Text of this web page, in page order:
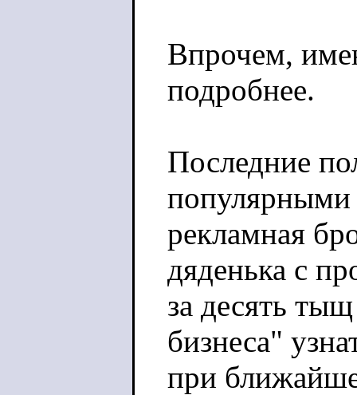
Впрочем,
подробнее.
Последние
популярными
рекламная
дяденька с
за десять
бизнеса"
при